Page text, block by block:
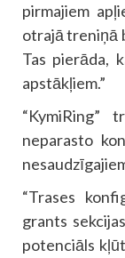
pirmajiem
otrajā treniņā
Tas pierāda,
apstākļiem.”
“KymiRing”
neparasto
“Trases
grants
potenciāls